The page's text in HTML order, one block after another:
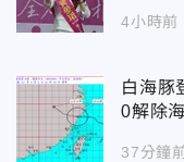
4小時前
白海豚
0解除
37分鐘